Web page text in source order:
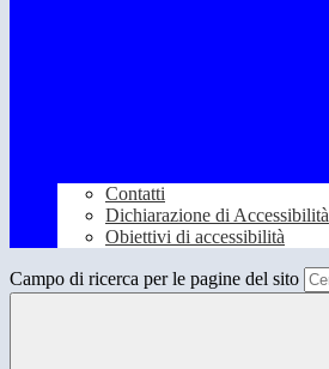
Contatti
Dichiarazione di Accessibilità
Obiettivi di accessibilità
Campo di ricerca per le pagine del sito